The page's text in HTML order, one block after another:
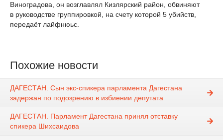
Виноградова, он возглавлял Кизлярский район, обвиняют
в руководстве группировкой, на счету которой 5 убийств,
передаёт лайфнюьс.
Похожие новости
ДАГЕСТАН. Сын экс-спикера парламента Дагестана
задержан по подозрению в избиении депутата
ДАГЕСТАН. Парламент Дагестана принял отставку
спикера Шихсаидова